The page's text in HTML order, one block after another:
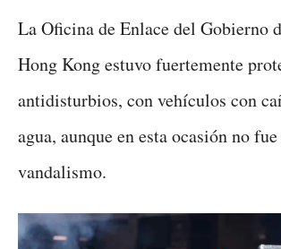
La Oficina de Enlace del Gobierno
Hong Kong estuvo fuertemente
antidisturbios, con vehículos con
agua, aunque en esta ocasión no
vandalismo.